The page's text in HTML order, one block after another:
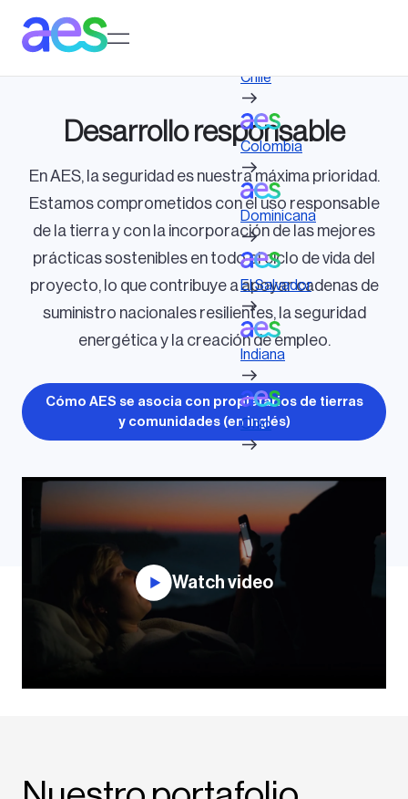
contenido
Desarrollo responsable
En AES, la seguridad es nuestra máxima prioridad.
Estamos comprometidos con el uso responsable
de la tierra y con la incorporación de las mejores
prácticas sostenibles en todo el ciclo de vida del
proyecto, lo que contribuye a apoyar cadenas de
suministro nacionales resilientes, la seguridad
energética y la creación de empleo.
Cómo AES se asocia con propietarios de tierras
y comunidades (en inglés)
Watch video
Chile
Colombia
Dominicana
El Salvador
Indiana
Ohio